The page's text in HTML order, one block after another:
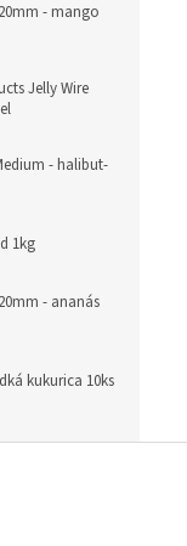
- mango
Jelly Wire
- halibut-
1kg
- ananás
kukurica 10ks